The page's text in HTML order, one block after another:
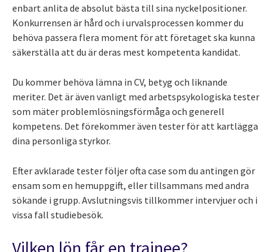
enbart anlita de absolut bästa till sina nyckelpositioner.
Konkurrensen är hård och i urvalsprocessen kommer du
behöva passera flera moment för att företaget ska kunna
säkerställa att du är deras mest kompetenta kandidat.
Du kommer behöva lämna in CV, betyg och liknande
meriter. Det är även vanligt med arbetspsykologiska tester
som mäter problemlösningsförmåga och generell
kompetens. Det förekommer även tester för att kartlägga
dina personliga styrkor.
Efter avklarade tester följer ofta case som du antingen gör
ensam som en hemuppgift, eller tillsammans med andra
sökande i grupp. Avslutningsvis tillkommer intervjuer och i
vissa fall studiebesök.